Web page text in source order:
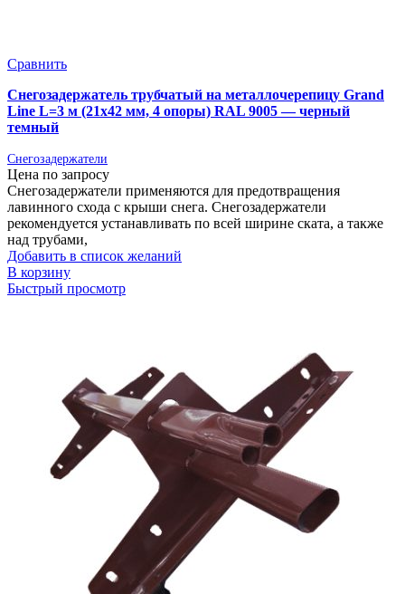
Сравнить
Снегозадержатель трубчатый на металлочерепицу Grand
Line L=3 м (21х42 мм, 4 опоры) RAL 9005 — черный
темный
Снегозадержатели
Цена по запросу
Снегозадержатели применяются для предотвращения
лавинного схода с крыши снега. Снегозадержатели
рекомендуется устанавливать по всей ширине ската, а также
над трубами,
Добавить в список желаний
В корзину
Быстрый просмотр